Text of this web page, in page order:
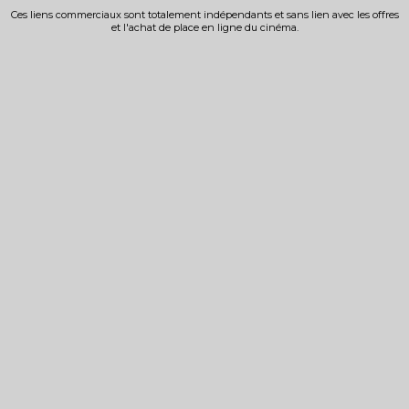
Ces liens commerciaux sont totalement indépendants et sans lien avec les offres
et l'achat de place en ligne du cinéma.